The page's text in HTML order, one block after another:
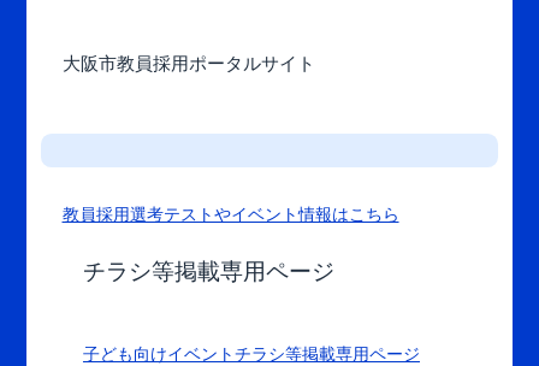
大阪市教員採用ポータルサイト
教員採用選考テストやイベント情報はこちら
チラシ等掲載専用ページ
子ども向けイベントチラシ等掲載専用ページ